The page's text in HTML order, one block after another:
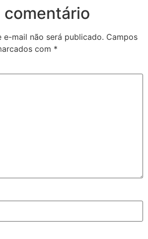
comentário
e-mail não será publicado. Campos
com *